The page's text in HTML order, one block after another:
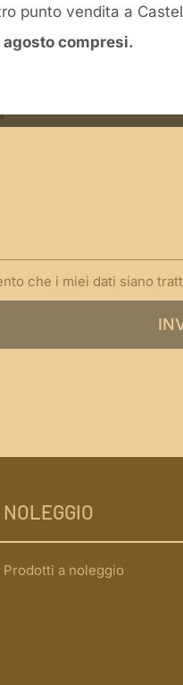
che i miei dati siano
NOLEGGIO
Prodotti a noleggio
punto vendita a
agosto compresi.